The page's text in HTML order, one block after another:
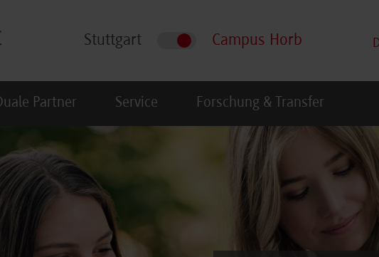
Stuttgart Campus Horb
Partner Service Forschung & Transfer